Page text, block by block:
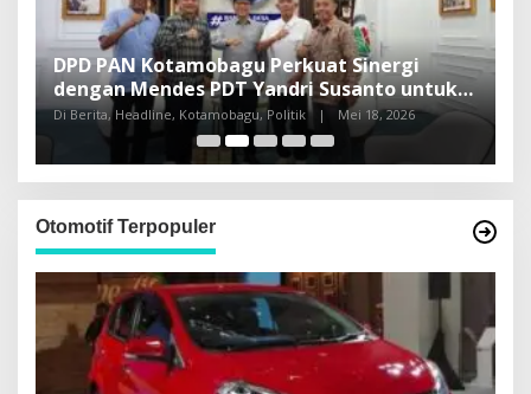
DPD PAN Kotamobagu Perkuat Sinergi
dengan Mendes PDT Yandri Susanto untuk
Pembangunan Sulut
Di Berita, Headline, Kotamobagu, Politik | Mei 18, 2026
Otomotif Terpopuler